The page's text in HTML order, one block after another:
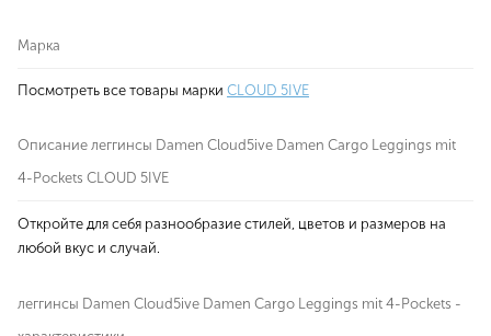
Марка
Посмотреть все товары марки CLOUD 5IVE
Описание леггинсы Damen Cloud5ive Damen Cargo Leggings mit
4-Pockets CLOUD 5IVE
Откройте для себя разнообразие стилей, цветов и размеров на
любой вкус и случай.
леггинсы Damen Cloud5ive Damen Cargo Leggings mit 4-Pockets -